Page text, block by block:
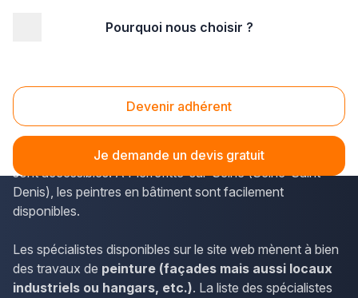
Pourquoi nous choisir ?
Devenir adhérent
Je demande un devis gratuit
Peinture Pierrefitte-sur-Seine (93380)
Le répertoire de plus-que-pro.fr permet de trouver les
coordonnées des professionnels de l'Île-de-France qui
sont accessibles. À Pierrefitte-sur-Seine (Seine-Saint-
Denis), les peintres en bâtiment sont facilement
disponibles.
Les spécialistes disponibles sur le site web mènent à bien
des travaux de peinture (façades mais aussi locaux
industriels ou hangars, etc.). La liste des spécialistes